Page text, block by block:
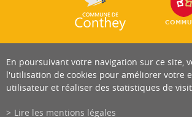
En poursuivant votre navigation sur ce site,
l'utilisation de cookies pour améliorer votre
utilisateur et réaliser des statistiques de
Lire les mentions légales